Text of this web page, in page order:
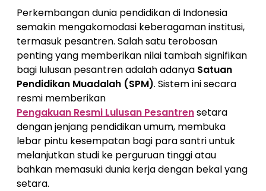
Perkembangan dunia pendidikan di Indonesia
semakin mengakomodasi keberagaman institusi,
termasuk pesantren. Salah satu terobosan
penting yang memberikan nilai tambah signifikan
bagi lulusan pesantren adalah adanya Satuan
Pendidikan Muadalah (SPM). Sistem ini secara
resmi memberikan
Pengakuan Resmi Lulusan Pesantrensetara
dengan jenjang pendidikan umum, membuka
lebar pintu kesempatan bagi para santri untuk
melanjutkan studi ke perguruan tinggi atau
bahkan memasuki dunia kerja dengan bekal yang
setara.